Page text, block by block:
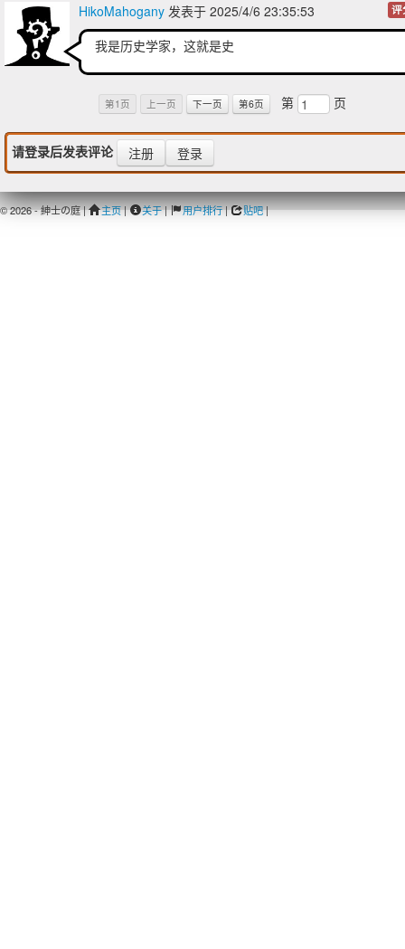
HikoMahogany 发表于 2025/4/6 23:35:53 评
我是历史学家，这就是史
第1页 上一页 下一页 第6页 第 页
请登录后发表评论 注册 登录
© 2026 - 紳士の庭 | 主页| 关于| 用户排行| 贴吧|